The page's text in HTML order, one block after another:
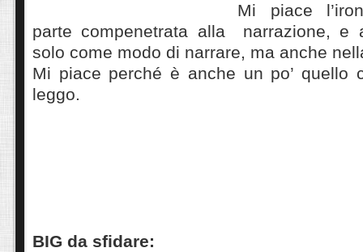
Mi piace
parte compenetrata alla narrazione, e
solo come modo di narrare, ma anche
Mi piace perché è anche un po’ quello
leggo.
BIG da sfidare: